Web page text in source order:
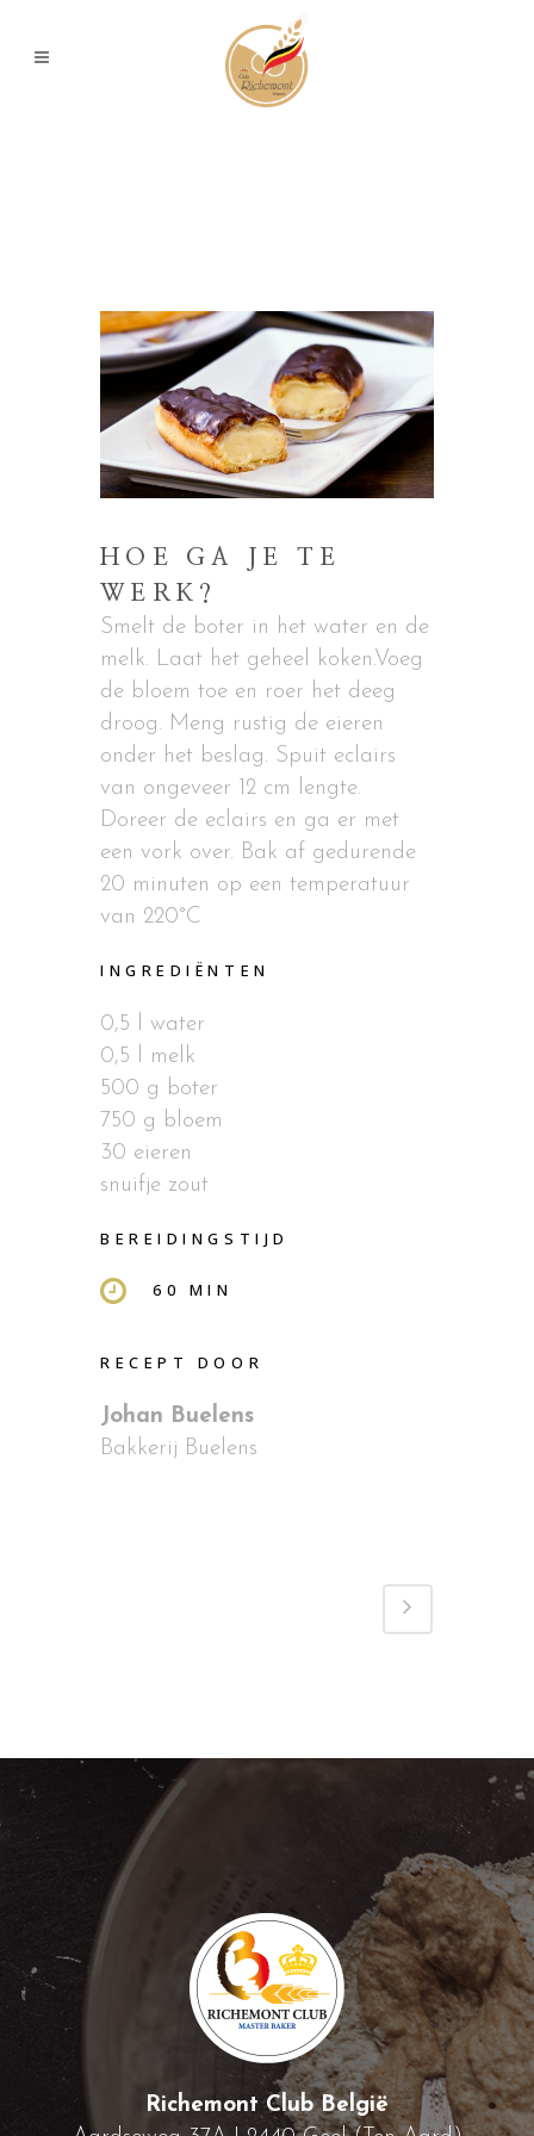
HOE GA JE TE
WERK?
Smelt de boter in het water en de
melk. Laat het geheel koken.Voeg
de bloem toe en roer het deeg
droog. Meng rustig de eieren
onder het beslag. Spuit eclairs
van ongeveer 12 cm lengte.
Doreer de eclairs en ga er met
een vork over. Bak af gedurende
20 minuten op een temperatuur
van 220°C
INGREDIËNTEN
0,5 l water
0,5 l melk
500 g boter
750 g bloem
30 eieren
snuifje zout
BEREIDINGSTIJD
60 MIN
RECEPT DOOR
Johan Buelens
Bakkerij Buelens
Richemont Club België